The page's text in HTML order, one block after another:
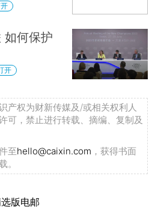
如何保护
开
产权为财新传媒及/或相关权利人
可，禁止进行转载、摘编、复制及
至hello@caixin.com ，获得书面
。
版电邮